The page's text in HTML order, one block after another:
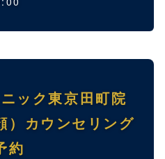
ック東京田町院
）カウンセリング
約